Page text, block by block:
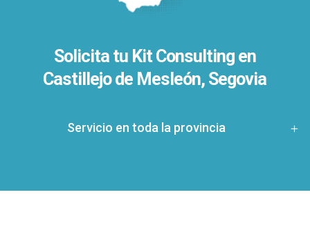
Solicita tu Kit Consulting en
Castillejo de Mesleón, Segovia
Servicio en toda la provincia